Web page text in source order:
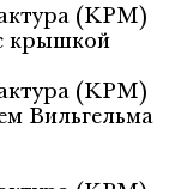
(KPM)
крышкой
(KPM)
Вильгельма